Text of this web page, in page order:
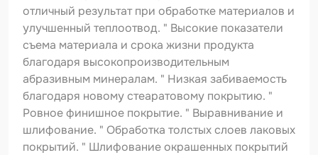
Подложка промежуточная
Ёмкость
Клейкие листы
Крышка для ёмкости
Материалы для вклейки стекол
отличный результат при обработке материалов и
улучшенный теплоотвод. " Высокие показатели
съема материала и срока жизни продукта
благодаря высокопроизводительным
абразивным минералам. " Низкая забиваемость
благодаря новому стеаратовому покрытию. "
Ровное финишное покрытие. " Выравнивание и
шлифование. " Обработка толстых слоев лаковых
покрытий. " Шлифование окрашенных покрытий